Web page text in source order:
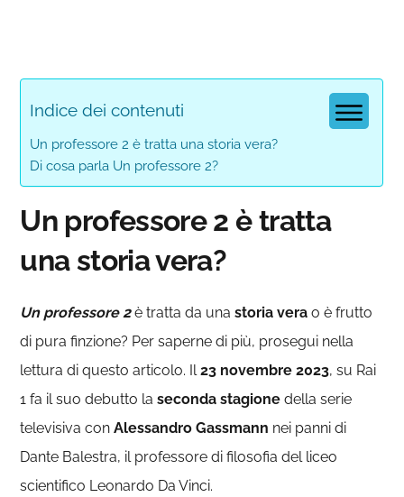
Indice dei contenuti
Un professore 2 è tratta una storia vera?
Di cosa parla Un professore 2?
Un professore 2 è tratta
una storia vera?
Un professore 2è tratta da unastoria vera o è frutto
di pura finzione? Per saperne di più, prosegui nella
lettura di questo articolo. Il23 novembre 2023, su Rai
1 fa il suo debutto laseconda stagione della serie
televisiva conAlessandro Gassmann nei panni di
Dante Balestra, il professore di filosofia del liceo
scientifico Leonardo Da Vinci.